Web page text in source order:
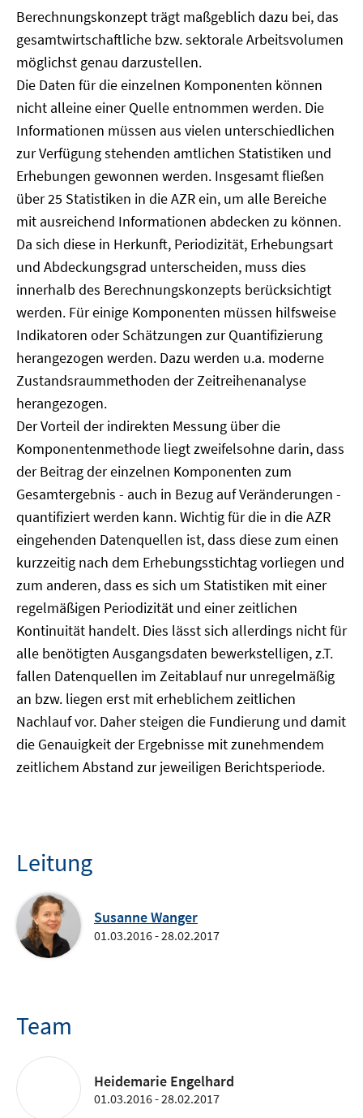
Berechnungskonzept trägt maßgeblich dazu bei, das
gesamtwirtschaftliche bzw. sektorale Arbeitsvolumen
möglichst genau darzustellen.
Die Daten für die einzelnen Komponenten können
nicht alleine einer Quelle entnommen werden. Die
Informationen müssen aus vielen unterschiedlichen
zur Verfügung stehenden amtlichen Statistiken und
Erhebungen gewonnen werden. Insgesamt fließen
über 25 Statistiken in die AZR ein, um alle Bereiche
mit ausreichend Informationen abdecken zu können.
Da sich diese in Herkunft, Periodizität, Erhebungsart
und Abdeckungsgrad unterscheiden, muss dies
innerhalb des Berechnungskonzepts berücksichtigt
werden. Für einige Komponenten müssen hilfsweise
Indikatoren oder Schätzungen zur Quantifizierung
herangezogen werden. Dazu werden u.a. moderne
Zustandsraummethoden der Zeitreihenanalyse
herangezogen.
Der Vorteil der indirekten Messung über die
Komponentenmethode liegt zweifelsohne darin, dass
der Beitrag der einzelnen Komponenten zum
Gesamtergebnis - auch in Bezug auf Veränderungen -
quantifiziert werden kann. Wichtig für die in die AZR
eingehenden Datenquellen ist, dass diese zum einen
kurzzeitig nach dem Erhebungsstichtag vorliegen und
zum anderen, dass es sich um Statistiken mit einer
regelmäßigen Periodizität und einer zeitlichen
Kontinuität handelt. Dies lässt sich allerdings nicht für
alle benötigten Ausgangsdaten bewerkstelligen, z.T.
fallen Datenquellen im Zeitablauf nur unregelmäßig
an bzw. liegen erst mit erheblichem zeitlichen
Nachlauf vor. Daher steigen die Fundierung und damit
die Genauigkeit der Ergebnisse mit zunehmendem
zeitlichem Abstand zur jeweiligen Berichtsperiode.
Leitung
Susanne Wanger
01.03.2016 - 28.02.2017
Team
Heidemarie Engelhard
01.03.2016 - 28.02.2017